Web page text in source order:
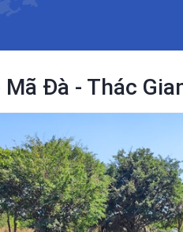
Mã Đà - Thác